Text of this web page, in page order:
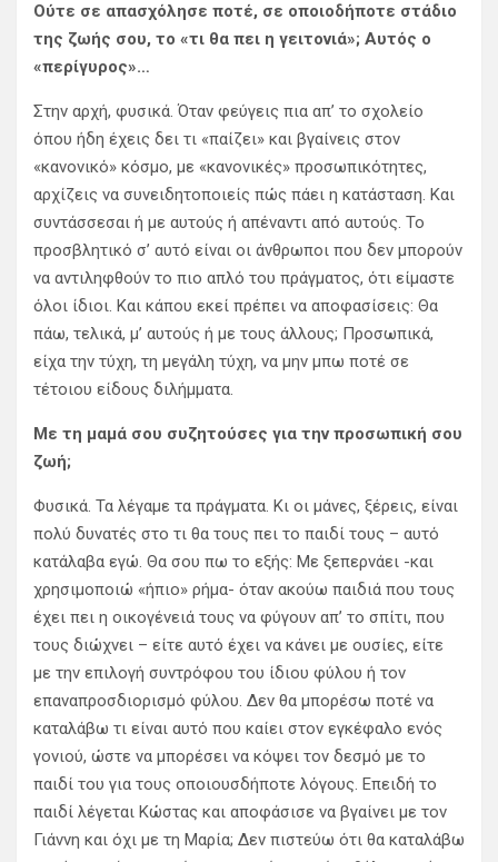
Ούτε σε απασχόλησε ποτέ, σε οποιοδήποτε στάδιο
της ζωής σου, το «τι θα πει η γειτονιά»; Αυτός ο
«περίγυρος»…
Στην αρχή, φυσικά. Όταν φεύγεις πια απ’ το σχολείο
όπου ήδη έχεις δει τι «παίζει» και βγαίνεις στον
«κανονικό» κόσμο, με «κανονικές» προσωπικότητες,
αρχίζεις να συνειδητοποιείς πώς πάει η κατάσταση. Και
συντάσσεσαι ή με αυτούς ή απέναντι από αυτούς. Το
προσβλητικό σ’ αυτό είναι οι άνθρωποι που δεν μπορούν
να αντιληφθούν το πιο απλό του πράγματος, ότι είμαστε
όλοι ίδιοι. Και κάπου εκεί πρέπει να αποφασίσεις: Θα
πάω, τελικά, μ’ αυτούς ή με τους άλλους; Προσωπικά,
είχα την τύχη, τη μεγάλη τύχη, να μην μπω ποτέ σε
τέτοιου είδους διλήμματα.
Με τη μαμά σου συζητούσες για την προσωπική σου
ζωή;
Φυσικά. Τα λέγαμε τα πράγματα. Κι οι μάνες, ξέρεις, είναι
πολύ δυνατές στο τι θα τους πει το παιδί τους – αυτό
κατάλαβα εγώ. Θα σου πω το εξής: Με ξεπερνάει -και
χρησιμοποιώ «ήπιο» ρήμα- όταν ακούω παιδιά που τους
έχει πει η οικογένειά τους να φύγουν απ’ το σπίτι, που
τους διώχνει – είτε αυτό έχει να κάνει με ουσίες, είτε
με την επιλογή συντρόφου του ίδιου φύλου ή τον
επαναπροσδιορισμό φύλου. Δεν θα μπορέσω ποτέ να
καταλάβω τι είναι αυτό που καίει στον εγκέφαλο ενός
γονιού, ώστε να μπορέσει να κόψει τον δεσμό με το
παιδί του για τους οποιουσδήποτε λόγους. Επειδή το
παιδί λέγεται Κώστας και αποφάσισε να βγαίνει με τον
Γιάννη και όχι με τη Μαρία; Δεν πιστεύω ότι θα καταλάβω